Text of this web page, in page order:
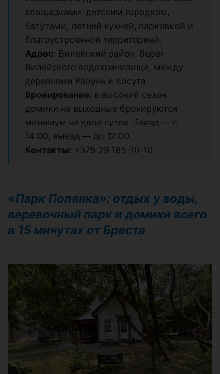
площадками, детским городком,
батутами, летней кухней, парковкой и
благоустроенной территорией.
Адрес: Вилейский район, берег
Вилейского водохранилища, между
деревнями Рабунь и Косута.
Бронирование: в высокий сезон
домики на выходные бронируются
минимум на двое суток. Заезд — с
14:00, выезд — до 12:00.
Контакты: +375 29 165-10-10
«Парк Полянка»: отдых у воды,
веревочный парк и домики всего
в 15 минутах от Бреста